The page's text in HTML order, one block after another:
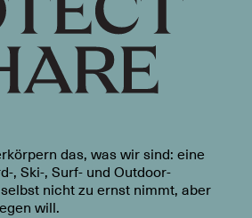
das, was wir sind: eine
, Ski-, Surf- und Outdoor-
nicht zu ernst nimmt, aber
will.